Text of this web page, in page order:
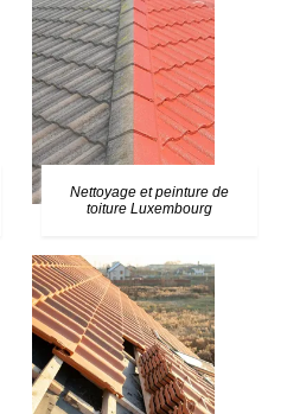
Nettoyage et peinture de
toiture Luxembourg